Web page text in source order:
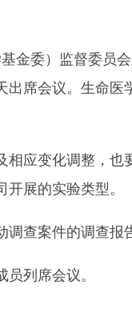
委）监督委员
席会议。生命
变化调整，也
展的实验类型。
案件的调查报
列席会议。